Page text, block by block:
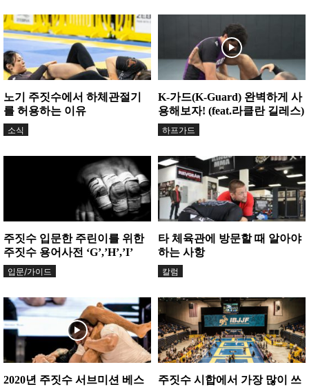
노기 주짓수에서 하체관절기
를 허용하는 이유
소식
K-가드(K-Guard) 완벽하게 사
용해보자! (feat.라클란 길레스)
하프가드
주짓수 입문한 주린이를 위한
주짓수 용어사전 ‘G’,’H’,’I’
입문/가이드
타 체육관에 방문할 때 알아야
하는 사항
칼럼
2020년 주짓수 서브미션 베스
주짓수 시합에서 가장 많이 쓰